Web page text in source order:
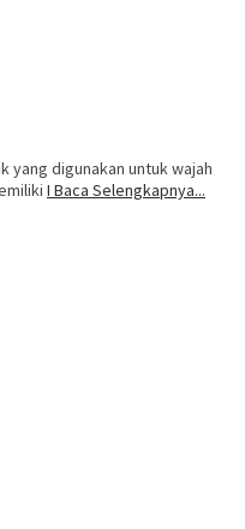
yang digunakan untuk wajah
I Baca Selengkapnya...